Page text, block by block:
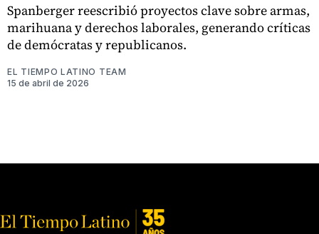
Spanberger reescribió proyectos clave sobre armas,
marihuana y derechos laborales, generando críticas
de demócratas y republicanos.
EL TIEMPO LATINO TEAM
15 de abril de 2026